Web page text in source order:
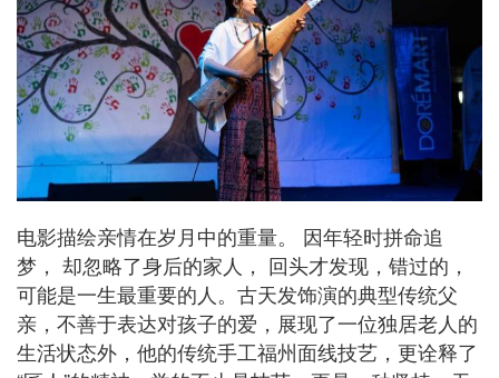
电影描绘亲情在岁月中的重量。 因年轻时拼命追
梦， 却忽略了身后的家人， 回头才发现，错过的，
可能是一生最重要的人。古天发饰演的典型传统父
亲，不善于表达对孩子的爱，展现了一位独居老人的
生活状态外，他的传统手工福州面线技艺，更诠释了